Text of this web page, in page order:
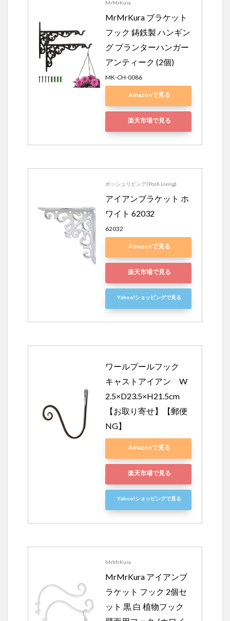
MrMrKura
MrMrKura ブラケット
フック 鋳鉄製 ハンギン
グ プランターハンガー
アンティーク (2個)
MK-CH-0086
Amazonで見る
楽天市場で見る
ポッシュリビング(Posh Living)
アイアンブラケット ホ
ワイト 62032
62032
Amazonで見る
楽天市場で見る
Yahoo!ショッピングで見る
ワールプールフック
キャストアイアン　W
2.5×D23.5×H21.5cm
【お取り寄せ】【郵便
NG】
Amazonで見る
楽天市場で見る
Yahoo!ショッピングで見る
MrMrKura
MrMrKura アイアンブ
ラケット フック 2個セ
ット 黒 白 植物フック